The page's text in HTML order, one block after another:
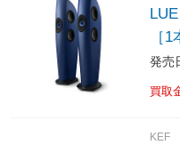
［
発売
買取
KEF